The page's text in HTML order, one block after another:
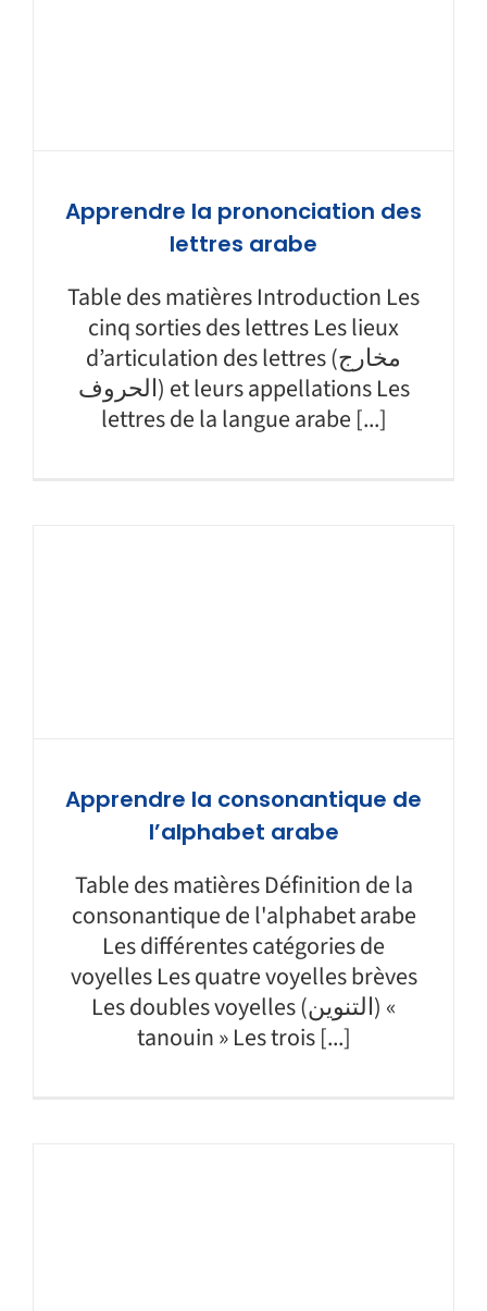
Apprendre la prononciation des
lettres arabe
Table des matières Introduction Les
cinq sorties des lettres Les lieux
d’articulation des lettres (مخارج
الحروف) et leurs appellations Les
lettres de la langue arabe [...]
Apprendre la consonantique de
l’alphabet arabe
Table des matières Définition de la
consonantique de l'alphabet arabe
Les différentes catégories de
voyelles Les quatre voyelles brèves
Les doubles voyelles (التنوين) «
tanouin » Les trois [...]